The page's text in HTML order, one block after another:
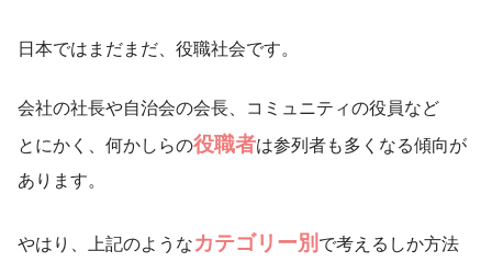
日本ではまだまだ、役職社会です。
会社の社長や自治会の会長、コミュニティの役員など
とにかく、何かしらの役職者は参列者も多くなる傾向が
あります。
やはり、上記のようなカテゴリー別 で考えるしか方法